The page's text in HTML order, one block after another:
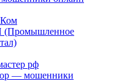
(Промышленное
рф
— мошенники